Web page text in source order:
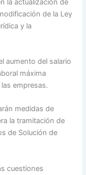
la actualización de
de la Ley
y la
aumento del salario
máxima
empresas.
medidas de
la tramitación de
de Solución de
cuestiones